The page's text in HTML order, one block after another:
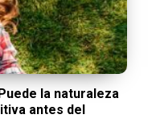
la naturaleza
antes del